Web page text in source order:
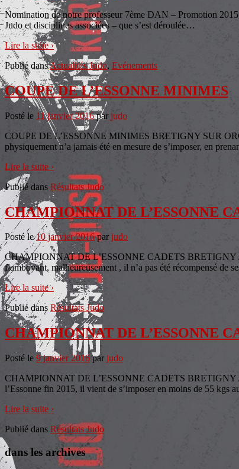
Nomination de notre professeur 7ème DAN – Promotion
Judo et disciplines associées – que s’est déroulée…
Lire la suite ›
Publié dansActualités Judo, Evénements
COUPE DE L’ESSONNE MINIMES
Posté le 11 janvier 2016par judo
COUPE DE L’ESSONNE MINIMES BRETIGNY SUR
physiquement n’a jamais été en mesure de s’imposer, en
Lire la suite ›
Publié dans Résultats Judo
CHAMPIONNAT DE L’ESSONNE
Posté le10 janvier 2016par judo
CHAMPIONNAT DE L’ESSONNE CADETS
flamboyant, malheureusement , il n’a pas été récompensé de
Lire la suite ›
Publié dans Résultats Judo
CHAMPIONNAT DE L’ESSONNE
Posté le9 janvier 2016par judo
CHAMPIONNAT DE L’ESSONNE CADETS BRETIGNY /
l’Essonne fin 2015, il vient de s’imposer en moins de 55 kgs
Lire la suite ›
Publié dans Résultats Judo
dans les archives